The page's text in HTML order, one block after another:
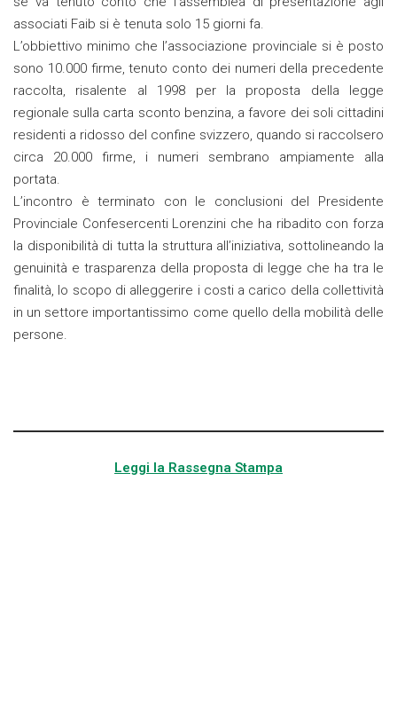
associati Faib si è tenuta solo 15 giorni fa.
L’obbiettivo minimo che l’associazione provinciale si è posto
sono 10.000 firme, tenuto conto dei numeri della precedente
raccolta, risalente al 1998 per la proposta della legge
regionale sulla carta sconto benzina, a favore dei soli cittadini
residenti a ridosso del confine svizzero, quando si raccolsero
circa 20.000 firme, i numeri sembrano ampiamente alla
portata.
L’incontro è terminato con le conclusioni del Presidente
Provinciale Confesercenti Lorenzini che ha ribadito con forza
la disponibilità di tutta la struttura all’iniziativa, sottolineando la
genuinità e trasparenza della proposta di legge che ha tra le
finalità, lo scopo di alleggerire i costi a carico della collettività
in un settore importantissimo come quello della mobilità delle
persone.
Leggi la Rassegna Stampa